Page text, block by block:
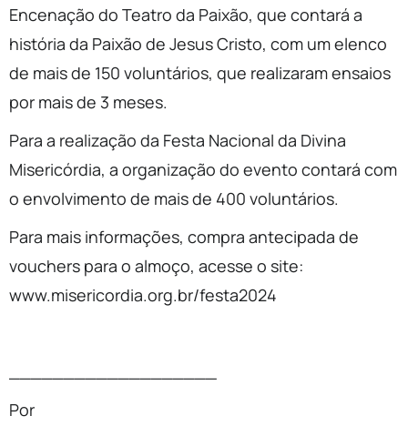
Encenação do Teatro da Paixão, que contará a
história da Paixão de Jesus Cristo, com um elenco
de mais de 150 voluntários, que realizaram ensaios
por mais de 3 meses.
Para a realização da Festa Nacional da Divina
Misericórdia, a organização do evento contará com
o envolvimento de mais de 400 voluntários.
Para mais informações, compra antecipada de
vouchers para o almoço, acesse o site:
www.misericordia.org.br/festa2024
Por